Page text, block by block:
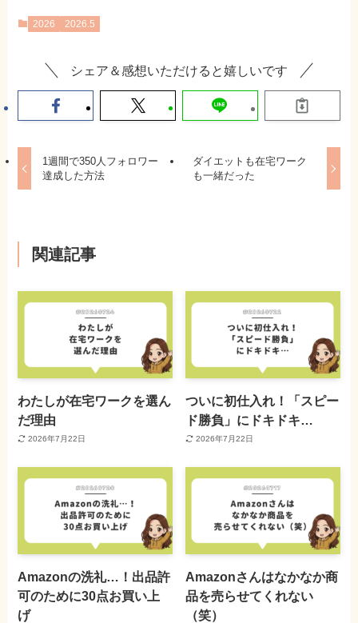
2026 2026.5
シェア＆感想いただけると嬉しいです
1週間で350人フォロワー
達成した方法
ダイエットも在宅ワーク
も一緒だった
関連記事
わたしが在宅ワークを選ん
だ理由
2026年7月22日
ついに初仕入れ！「スピー
ド勝負」にドキドキ…
2026年7月22日
Amazonの洗礼…！出品許
可のために30点お買い上
げ
Amazonさんはなかなか商
品を売らせてくれない
（笑）